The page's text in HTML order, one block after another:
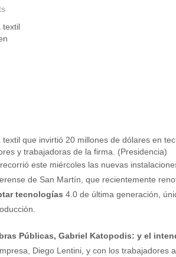
y trabajadoras de la firma. (Presidencia)
recorrió este miércoles las nuevas
de San Martín, que recientemente
tecnologías 4.0 de última generación,
Públicas, Gabriel Katopodis: y el
Diego Lentini, y con los trabajadores